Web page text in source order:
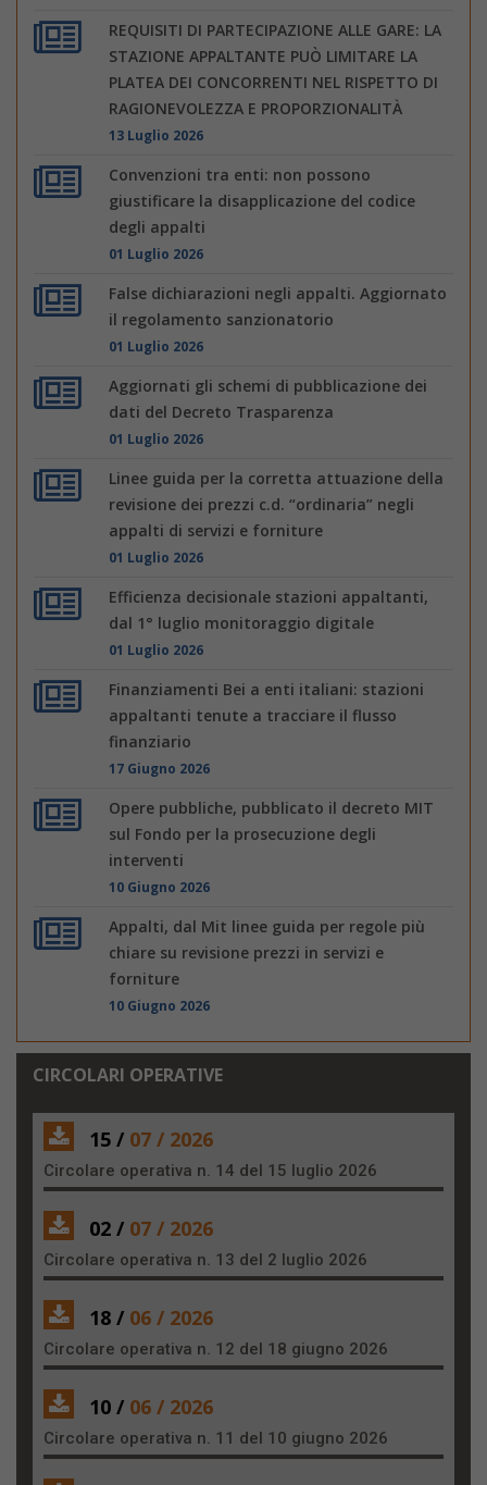
REQUISITI DI PARTECIPAZIONE ALLE GARE: LA
STAZIONE APPALTANTE PUÒ LIMITARE LA
PLATEA DEI CONCORRENTI NEL RISPETTO DI
RAGIONEVOLEZZA E PROPORZIONALITÀ
13 Luglio 2026
Convenzioni tra enti: non possono
giustificare la disapplicazione del codice
degli appalti
01 Luglio 2026
False dichiarazioni negli appalti. Aggiornato
il regolamento sanzionatorio
01 Luglio 2026
Aggiornati gli schemi di pubblicazione dei
dati del Decreto Trasparenza
01 Luglio 2026
Linee guida per la corretta attuazione della
revisione dei prezzi c.d. “ordinaria” negli
appalti di servizi e forniture
01 Luglio 2026
Efficienza decisionale stazioni appaltanti,
dal 1° luglio monitoraggio digitale
01 Luglio 2026
Finanziamenti Bei a enti italiani: stazioni
appaltanti tenute a tracciare il flusso
finanziario
17 Giugno 2026
Opere pubbliche, pubblicato il decreto MIT
sul Fondo per la prosecuzione degli
interventi
10 Giugno 2026
Appalti, dal Mit linee guida per regole più
chiare su revisione prezzi in servizi e
forniture
10 Giugno 2026
CIRCOLARI OPERATIVE
15 / 07 / 2026
Circolare operativa n. 14 del 15 luglio 2026
02 / 07 / 2026
Circolare operativa n. 13 del 2 luglio 2026
18 / 06 / 2026
Circolare operativa n. 12 del 18 giugno 2026
10 / 06 / 2026
Circolare operativa n. 11 del 10 giugno 2026